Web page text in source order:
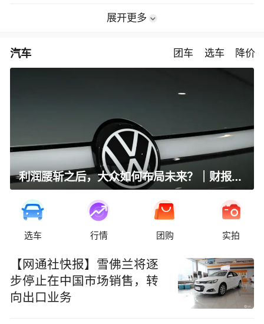
展开更多
汽车 团车 选车 降价
利润腰斩之后，大众如何布局未来？｜财报全视角
选车 行情 团购 实拍
【网通社快报】雪佛兰将逐
步停止在中国市场销售，转
向出口业务